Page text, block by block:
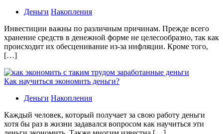
Деньги Накопления
Инвестиции важны по различным причинам. Прежде всего
хранение средств в денежной форме не целесообразно, так как
происходит их обесценивание из-за инфляции. Кроме того,
[…]
Как научиться экономить деньги?
Деньги Накопления
Каждый человек, который получает за свою работу деньги
хотя бы раз в жизни задавался вопросом как научиться эти